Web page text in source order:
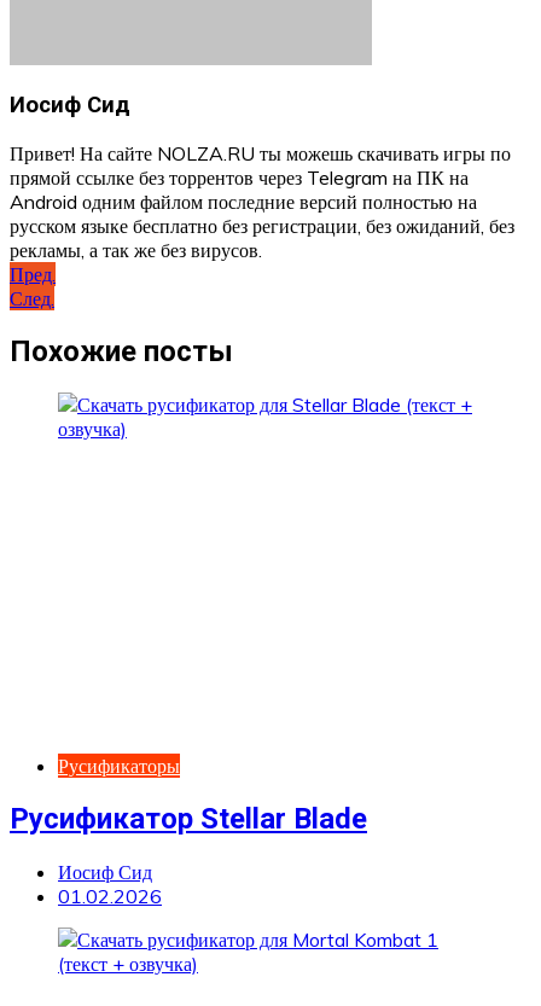
Иосиф Сид
Привет! На сайте NOLZA.RU ты можешь скачивать игры по
прямой ссылке без торрентов через Telegram на ПК на
Android одним файлом последние версий полностью на
русском языке бесплатно без регистрации, без ожиданий, без
рекламы, а так же без вирусов.
Навигация
по
записям
Пред.
След.
Похожие посты
Русификаторы
Русификатор Stellar Blade
Иосиф Сид
01.02.2026